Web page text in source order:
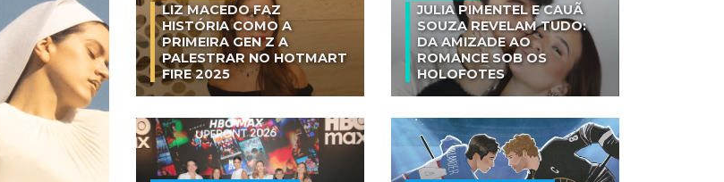
LIZ MACEDO FAZ
HISTÓRIA COMO A
PRIMEIRA GEN Z A
PALESTRAR NO HOTMART
FIRE 2025
JULIA PIMENTEL E CAUÃ
SOUZA REVELAM TUDO:
DA AMIZADE AO
ROMANCE SOB OS
HOLOFOTES